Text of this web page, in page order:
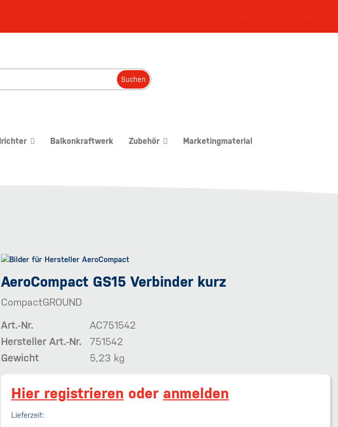
Suchen
Balkonkraftwerk Zubehör Marketingmaterial
AeroCompact GS15 Verbinder kurz
CompactGROUND
Art.-Nr.
AC751542
Hersteller Art.-Nr.
751542
Gewicht
5,23 kg
Hier registrieren oder anmelden
Lieferzeit: